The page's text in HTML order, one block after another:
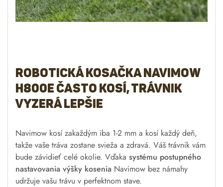
Robotická kosačka Navimow
H800E často kosí, trávnik
vyzerá lepšie
Navimow kosí zakaždým iba 1-2 mm a kosí každý deň,
takže vaše tráva zostane svieža a zdravá. Váš trávnik vám
bude závidieť celé okolie. Vďaka systému postupného
nastavovania výšky kosenia Navimow bez námahy
udržuje vašu trávu v perfektnom stave.